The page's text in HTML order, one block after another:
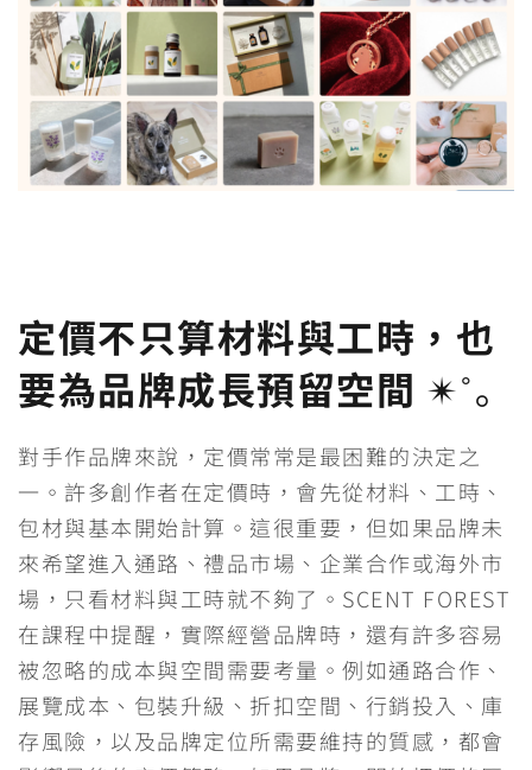
定價不只算材料與工時，也
要為品牌成長預留空間 ✴︎˚｡
對手作品牌來說，定價常常是最困難的決定之
一。許多創作者在定價時，會先從材料、工時、
包材與基本開始計算。這很重要，但如果品牌未
來希望進入通路、禮品市場、企業合作或海外市
場，只看材料與工時就不夠了。SCENT FOREST
在課程中提醒，實際經營品牌時，還有許多容易
被忽略的成本與空間需要考量。例如通路合作、
展覽成本、包裝升級、折扣空間、行銷投入、庫
存風險，以及品牌定位所需要維持的質感，都會